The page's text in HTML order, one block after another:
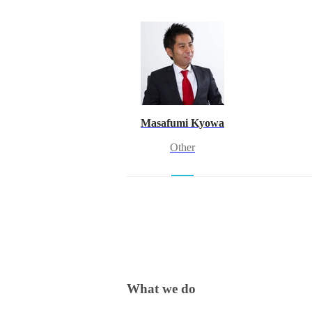
Masafumi Kyowa
Other
What we do